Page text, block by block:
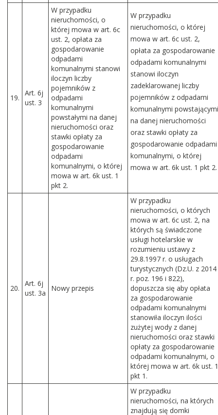
19.
Art. 6j
ust. 3
W przypadku
nieruchomości, o
której mowa w art. 6c
ust. 2, opłata za
gospodarowanie
odpadami
komunalnymi stanowi
iloczyn liczby
pojemników z
odpadami
komunalnymi
powstałymi na danej
nieruchomości oraz
stawki opłaty za
gospodarowanie
odpadami
komunalnymi, o której
mowa w art. 6k ust. 1
pkt 2.
W przypadku
nieruchomości, o której
mowa w art. 6c ust. 2,
opłata za gospodarowanie
odpadami komunalnymi
stanowi iloczyn
zadeklarowanej liczby
pojemników z odpadami
komunalnymi powstającymi
na danej nieruchomości
oraz stawki opłaty za
gospodarowanie odpadami
komunalnymi, o której
mowa w art. 6k ust. 1 pkt 2.
20.
Art. 6j
ust. 3a
Nowy przepis
W przypadku
nieruchomości, o których
mowa w art. 6c ust. 2, na
których są świadczone
usługi hotelarskie w
rozumieniu ustawy z
29.8.1997 r. o usługach
turystycznych (Dz.U. z 2014
r. poz. 196 i 822),
dopuszcza się aby opłata
za gospodarowanie
odpadami komunalnymi
stanowiła iloczyn ilości
zużytej wody z danej
nieruchomości oraz stawki
opłaty za gospodarowanie
odpadami komunalnymi, o
której mowa w art. 6k ust. 1
pkt 1.
W przypadku
nieruchomości, na których
znajdują się domki